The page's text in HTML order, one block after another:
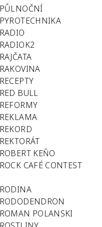
PŮLNOČNÍ
PYROTECHNIKA
RADIO
RADIOK2
RAJČATA
RAKOVINA
RECEPTY
RED BULL
REFORMY
REKLAMA
REKORD
REKTORÁT
ROBERT KEŇO
ROCK CAFÉ CONTEST
RODINA
RODODENDRON
ROMAN POLANSKI